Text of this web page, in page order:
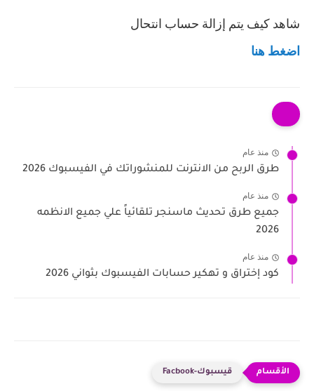
شاهد كيف يتم إزالة حساب انتحال
اضغط هنا
منذ عام
طرق الربح من الانترنت للمنشوراتك في الفيسبوك 2026
منذ عام
جميع طرق تحديث ماسنجر تلقائياً علي جميع الانظمه
2026
منذ عام
كود إختراق و تهكير حسابات الفيسبوك بثواني 2026
قيسبوك-Facbook